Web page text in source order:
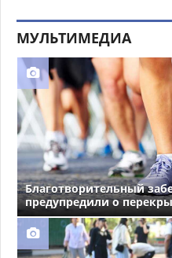
МУЛЬТИМЕДИА
Благотворительный
предупредили о